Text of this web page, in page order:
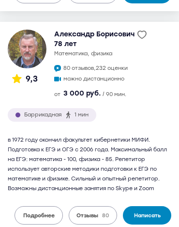
9,3
Александр Борисович
78 лет
математика, физика
80 отзывов,232 оценки
можно дистанционно
от 3 000 руб. / 90 мин.
Баррикадная 1 мин
в 1972 году окончил факультет кибернетики МИФИ.
Подготовка к ЕГЭ и ОГЭ с 2006 года. Максимальный балл
на ЕГЭ: математика - 100, физика - 85. Репетитор
использует авторские методики подготовки к ЕГЭ по
математике и физике. Сильный и опытный репетитор.
Возможны дистанционные занятия по Skype и Zoom
Подробнее Отзывы 80 Написать